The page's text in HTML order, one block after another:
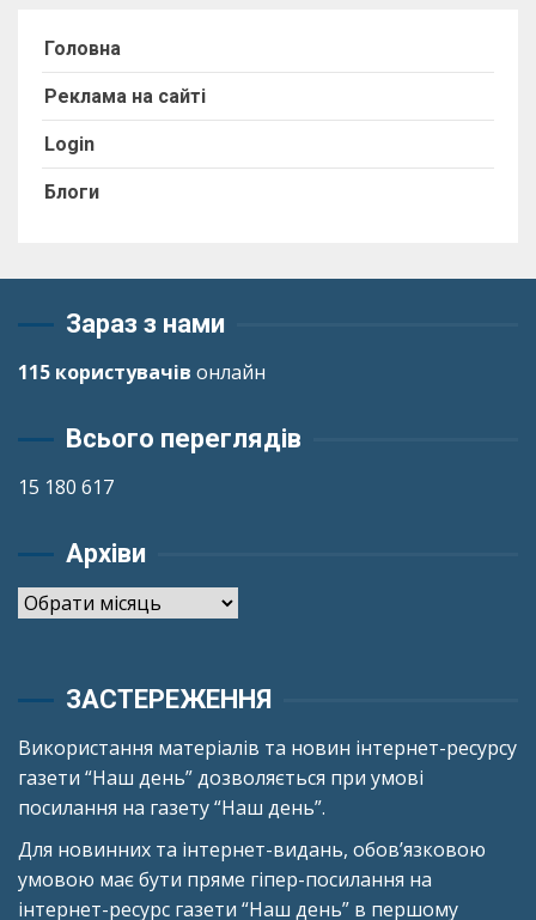
Головна
Реклама на сайті
Login
Блоги
Зараз з нами
115 користувачів онлайн
Всього переглядів
15 180 617
Архіви
Архіви
ЗАСТЕРЕЖЕННЯ
Використання матеріалів та новин інтернет-ресурсу
газети “Наш день” дозволяється при умові
посилання на газету “Наш день”.
Для новинних та інтернет-видань, обов’язковою
умовою має бути пряме гіпер-посилання на
інтернет-ресурс газети “Наш день” в першому